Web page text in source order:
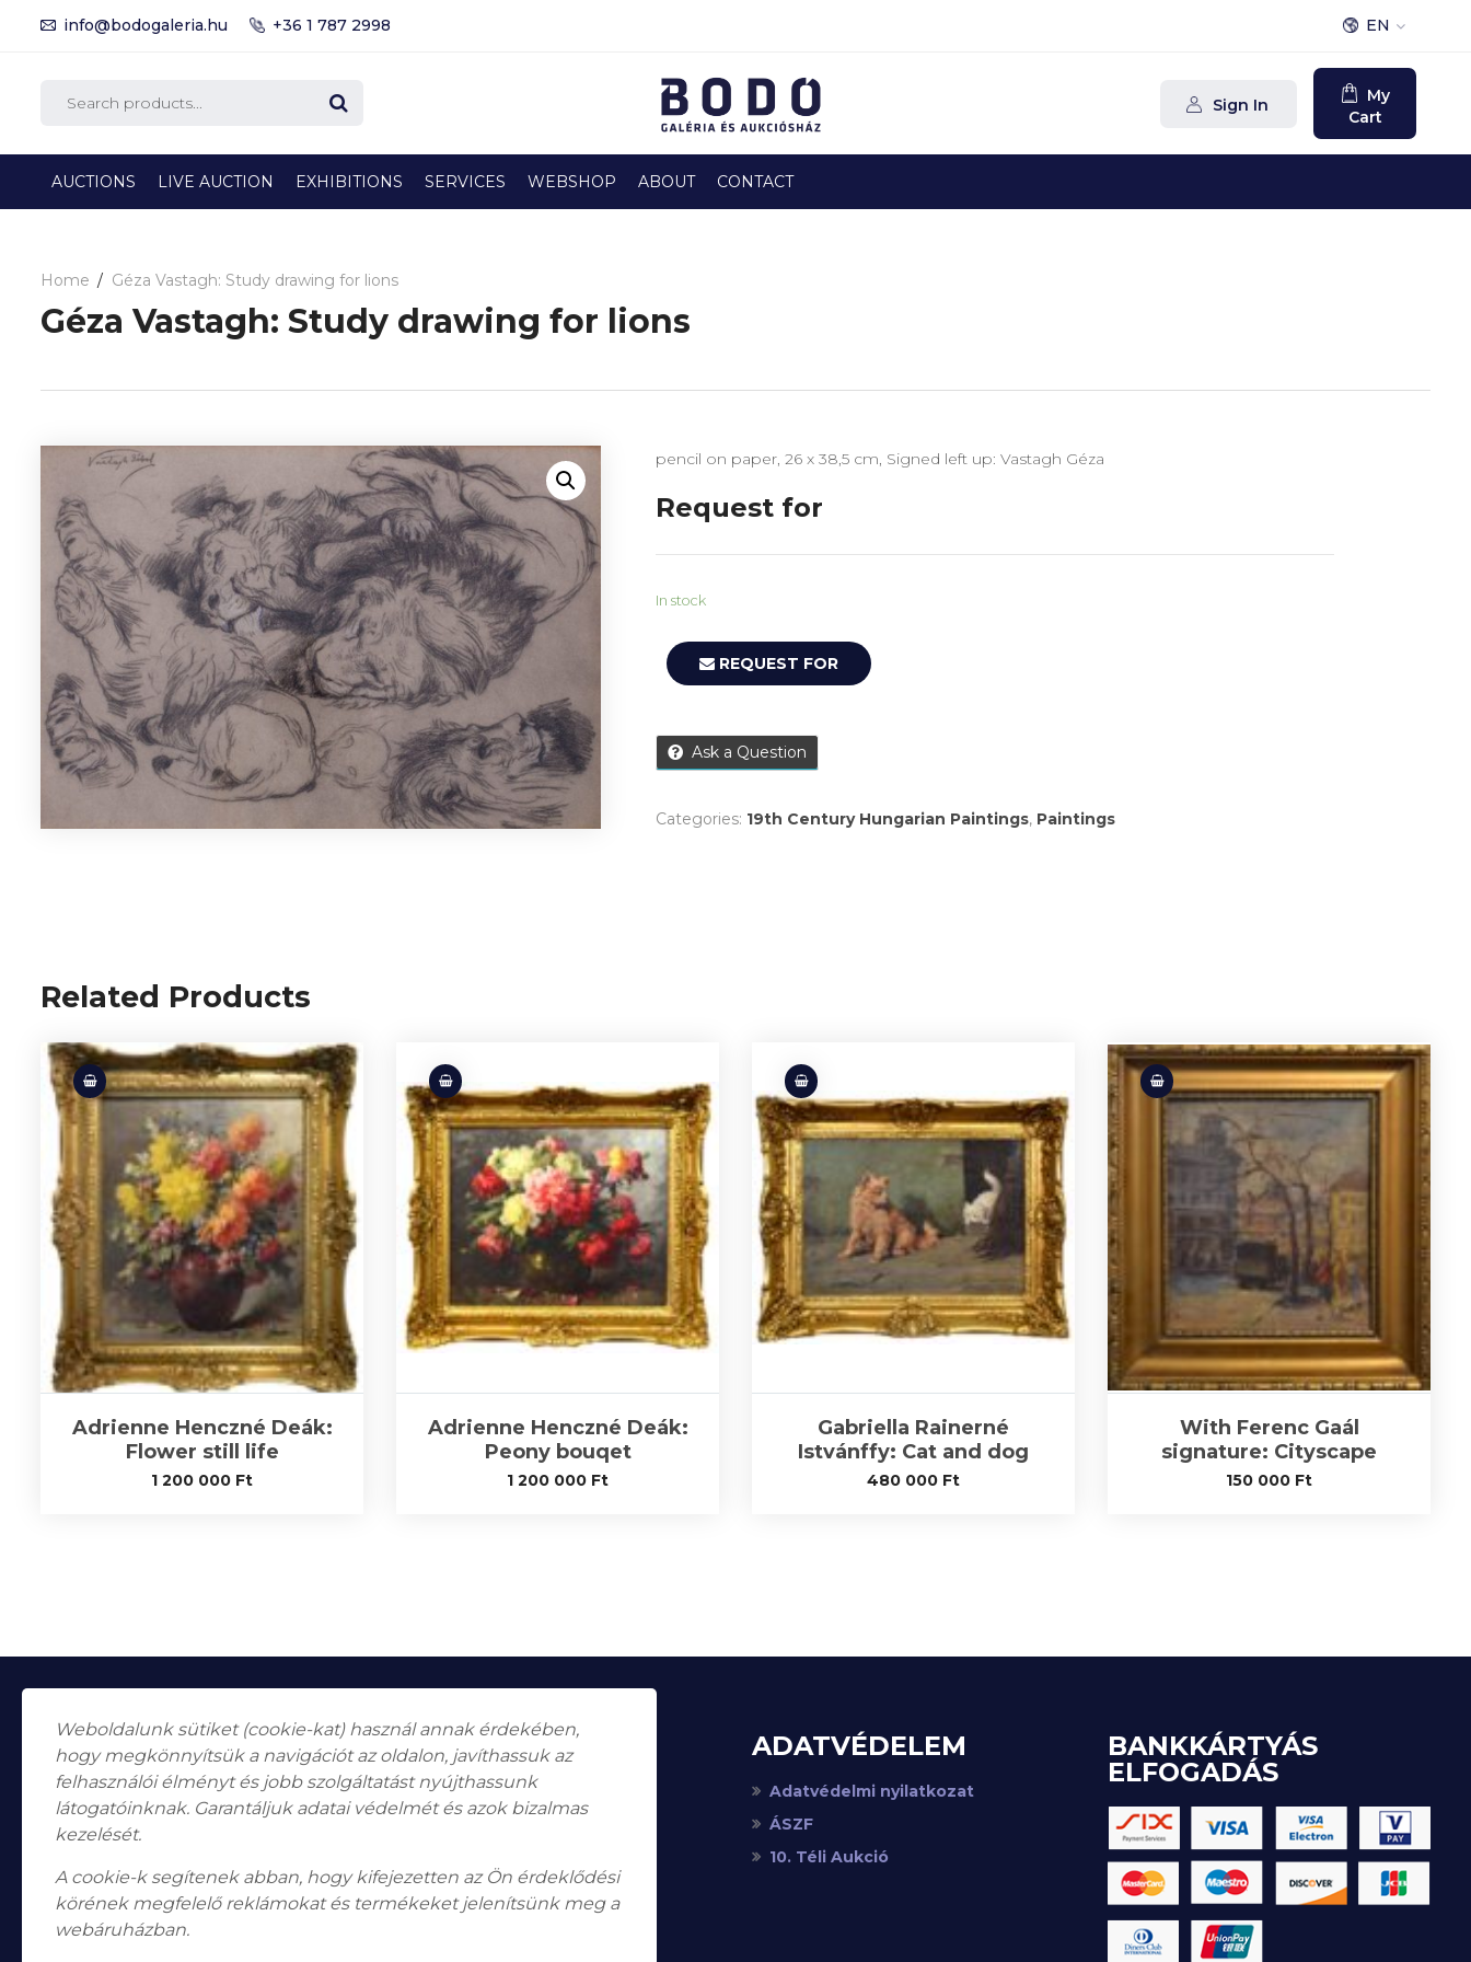
EN
+36 1 787 2998
info@bodogaleria.hu
Sign In
My
Cart
AUCTIONS LIVE AUCTION EXHIBITIONS SERVICES WEBSHOP ABOUT CONTACT
Home Géza Vastagh: Study drawing for lions
Géza Vastagh: Study drawing for lions
pencil on paper, 26 x 38,5 cm, Signed left up: Vastagh Géza
Request for
In stock
REQUEST FOR
Ask a Question
Categories: 19th Century Hungarian Paintings, Paintings
Related Products
Adrienne Henczné Deák:
Flower still life
1 200 000 Ft
Adrienne Henczné Deák:
Peony bouqet
1 200 000 Ft
Gabriella Rainerné
Istvánffy: Cat and dog
480 000 Ft
With Ferenc Gaál
signature: Cityscape
150 000 Ft
Falk Miksa utca 24-26. H-1055
Budapest
NyitvatartásHétfő, Péntek: 10:00–18:00
Szombat: 10:00-13:00 Vasárnap: zárva
ADATVÉDELEM
Adatvédelmi nyilatkozat
ÁSZF
10. Téli Aukció
BANKKÁRTYÁS
ELFOGADÁS
Weboldalunk sütiket (cookie-kat) használ annak érdekében,
hogy megkönnyítsük a navigációt az oldalon, javíthassuk az
felhasználói élményt és jobb szolgáltatást nyújthassunk
látogatóinknak. Garantáljuk adatai védelmét és azok bizalmas
kezelését.
A cookie-k segítenek abban, hogy kifejezetten az Ön érdeklődési
körének megfelelő reklámokat és termékeket jelenítsünk meg a
webáruházban.